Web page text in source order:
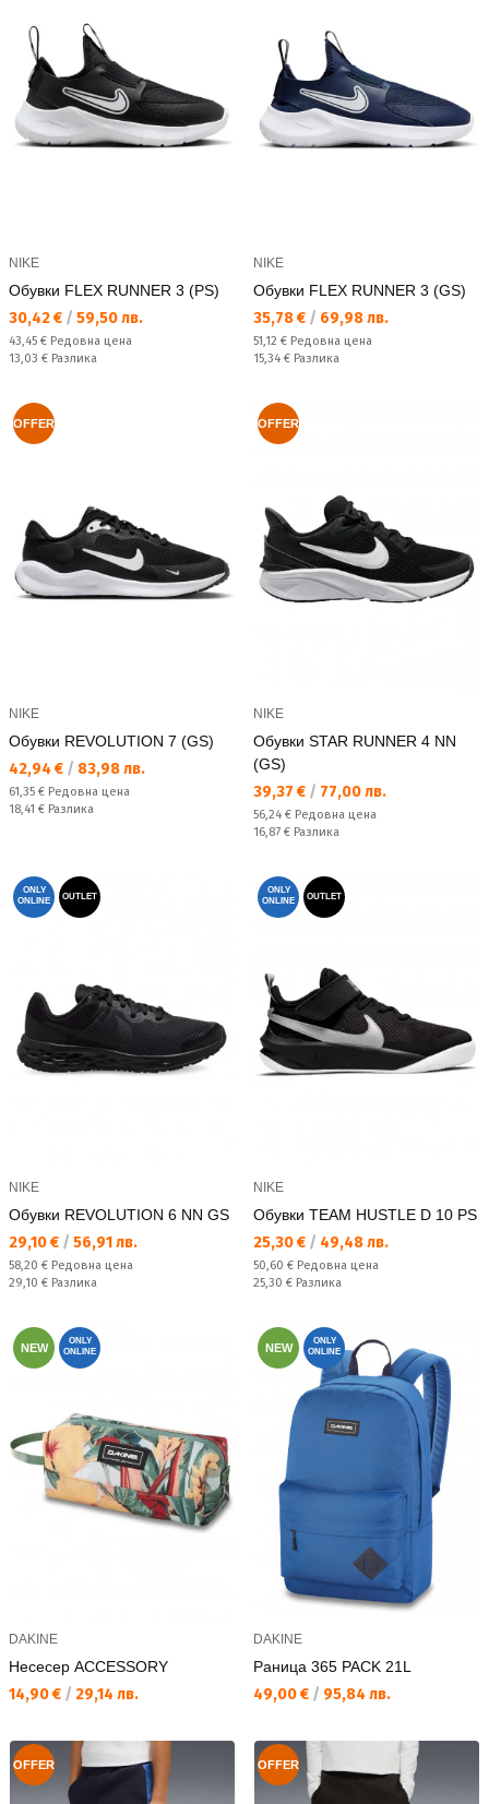
NIKE
Обувки FLEX RUNNER 3 (PS)
Текуща цена:
30,42 € / 59,50 лв.
Редовна цена:
43,45 € Редовна цена
Спестявате:
13,03 € Разлика
NIKE
Обувки FLEX RUNNER 3 (GS)
Текуща цена:
35,78 € / 69,98 лв.
Редовна цена:
51,12 € Редовна цена
Спестявате:
15,34 € Разлика
OFFER
NIKE
Обувки REVOLUTION 7 (GS)
Текуща цена:
42,94 € / 83,98 лв.
Редовна цена:
61,35 € Редовна цена
Спестявате:
18,41 € Разлика
OFFER
NIKE
Обувки STAR RUNNER 4 NN
(GS)
Текуща цена:
39,37 € / 77,00 лв.
Редовна цена:
56,24 € Редовна цена
Спестявате:
16,87 € Разлика
ONLY
ONLINE
OUTLET
NIKE
Обувки REVOLUTION 6 NN GS
Текуща цена:
29,10 € / 56,91 лв.
Редовна цена:
58,20 € Редовна цена
Спестявате:
29,10 € Разлика
ONLY
ONLINE
OUTLET
NIKE
Обувки TEAM HUSTLE D 10 PS
Текуща цена:
25,30 € / 49,48 лв.
Редовна цена:
50,60 € Редовна цена
Спестявате:
25,30 € Разлика
NEW
ONLY
ONLINE
DAKINE
Несесер ACCESSORY
Текуща цена:
14,90 € / 29,14 лв.
NEW
ONLY
ONLINE
DAKINE
Раница 365 PACK 21L
Текуща цена:
49,00 € / 95,84 лв.
OFFER OFFER